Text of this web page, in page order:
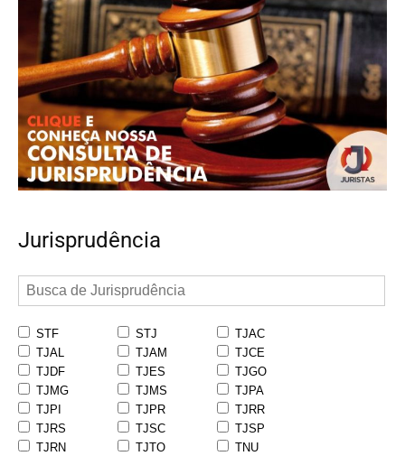
Jurisprudência
STF STJ
TJAC
TJAL
TJAM
TJCE
TJDF
TJES
TJGO
TJMG
TJMS
TJPA
TJPI
TJPR
TJRR
TJRS
TJSC
TJSP
TJRN
TJTO
TNU